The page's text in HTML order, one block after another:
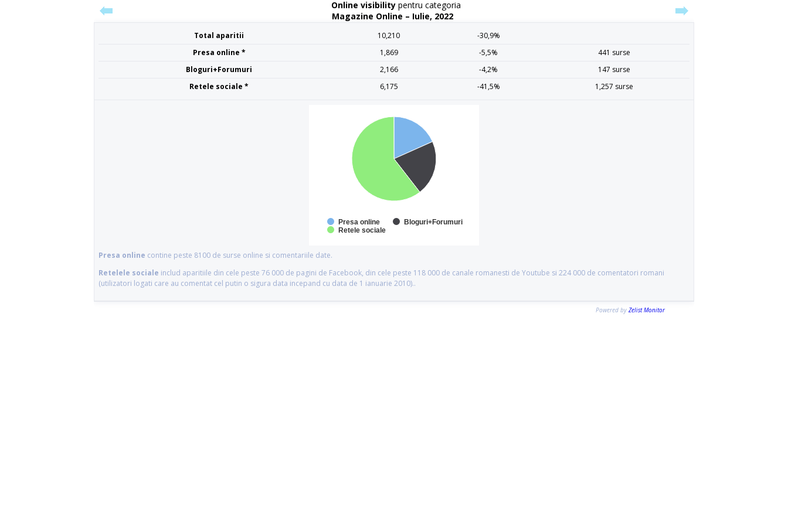
Online visibilitypentru categoria
Magazine Online – Iulie, 2022
Total aparitii 10,210
-30,9%
Presa online *
1,869 -5,5%
441 surse
Bloguri+Forumuri
2,166 -4,2%
147 surse
Retele sociale *
6,175 -41,5% 1,257 surse
Presa online
Bloguri+Forumuri
Retele sociale
Presa online contine peste 8100 de surse online si comentariile date.
Retelele sociale includ aparitiile din cele peste 76 000 de pagini de Facebook, din cele peste 118 000 de canale romanesti de Youtube si 224 000 de comentatori romani
(utilizatori logati care au comentat cel putin o sigura data incepand cu data de 1 ianuarie 2010)..
Powered by Zelist Monitor